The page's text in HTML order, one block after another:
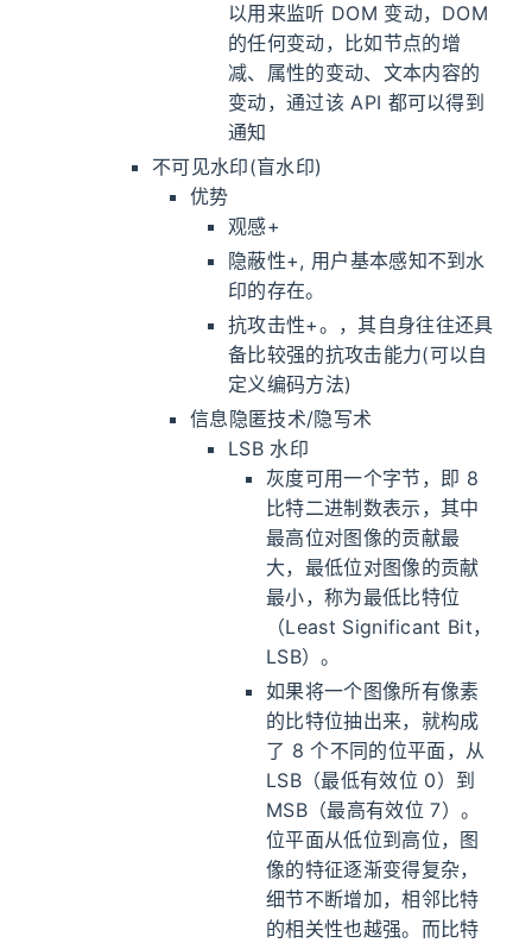
以用来监听 DOM 变动，DOM
的任何变动，比如节点的增
减、属性的变动、文本内容的
变动，通过该 API 都可以得到
通知
不可见水印(盲水印)
优势
观感+
隐蔽性+, 用户基本感知不到水
印的存在。
抗攻击性+。，其自身往往还具
备比较强的抗攻击能力(可以自
定义编码方法)
信息隐匿技术/隐写术
LSB 水印
灰度可用一个字节，即 8
比特二进制数表示，其中
最高位对图像的贡献最
大，最低位对图像的贡献
最小，称为最低比特位
（Least Significant Bit，
LSB）。
如果将一个图像所有像素
的比特位抽出来，就构成
了 8 个不同的位平面，从
LSB（最低有效位 0）到
MSB（最高有效位 7）。
位平面从低位到高位，图
像的特征逐渐变得复杂，
细节不断增加，相邻比特
的相关性也越强。而比特